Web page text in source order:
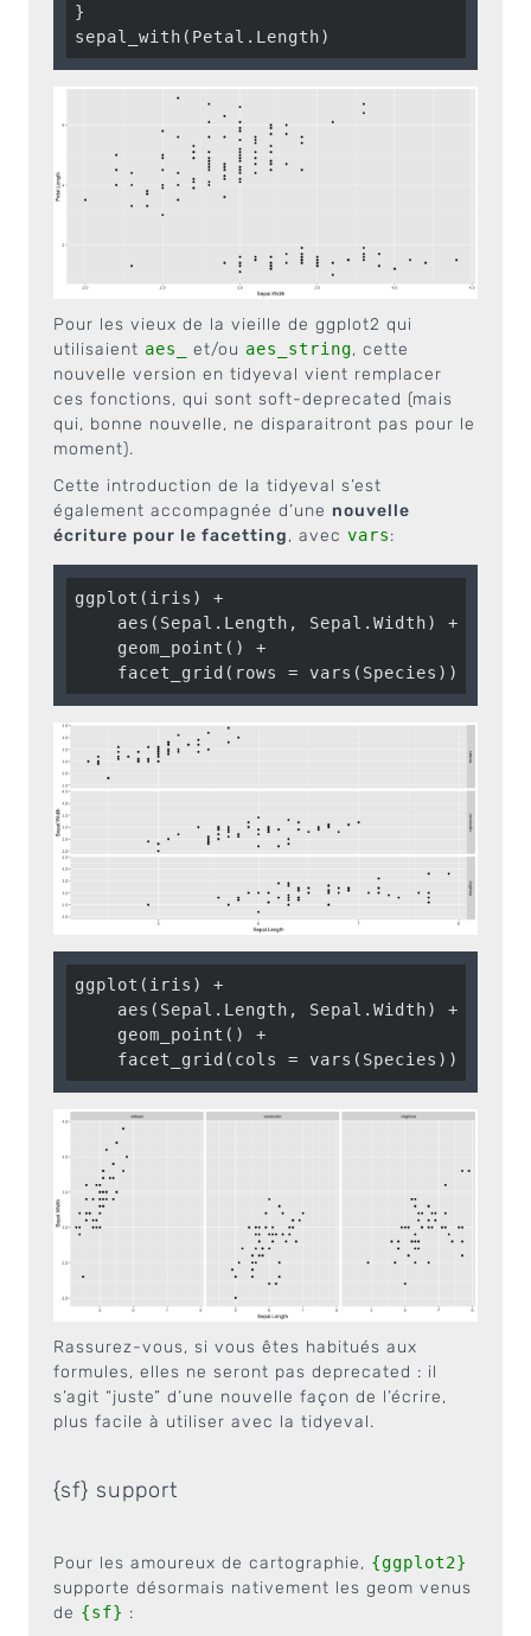
}
sepal_with(Petal.Length)
Pour les vieux de la vieille de ggplot2 qui
utilisaient aes_ et/ou aes_string, cette
nouvelle version en tidyeval vient remplacer
ces fonctions, qui sont soft-deprecated (mais
qui, bonne nouvelle, ne disparaitront pas pour le
moment).
Cette introduction de la tidyeval s’est
également accompagnée d’une nouvelle
écriture pour le facetting, avec vars:
ggplot(iris) +
    aes(Sepal.Length, Sepal.Width) +
    geom_point() +
    facet_grid(rows = vars(Species))
ggplot(iris) +
    aes(Sepal.Length, Sepal.Width) +
    geom_point() +
    facet_grid(cols = vars(Species))
Rassurez-vous, si vous êtes habitués aux
formules, elles ne seront pas deprecated : il
s’agit “juste” d’une nouvelle façon de l’écrire,
plus facile à utiliser avec la tidyeval.
{sf} support
Pour les amoureux de cartographie, {ggplot2}
supporte désormais nativement les geom venus
de {sf} :